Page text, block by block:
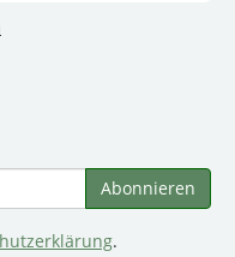
.